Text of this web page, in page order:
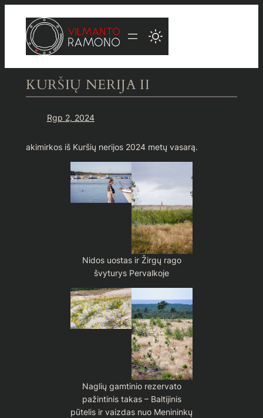
turinio
KURŠIŲ NERIJA II
Rgp 2, 2024
akimirkos iš Kuršių nerijos 2024 metų vasarą.
Nidos uostas ir Žirgų rago
švyturys Pervalkoje
Naglių gamtinio rezervato
pažintinis takas – Baltijinis
pūtelis ir vaizdas nuo Menininkų